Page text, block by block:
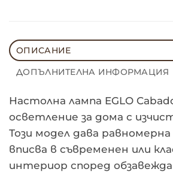
ОПИСАНИЕ
ДОПЪЛНИТЕЛНА ИНФОРМАЦИЯ
Настолна
лампа
EGLO
Cabado
Настолна лампа EGLO
осветление за дома с
Този модел дава
вписва в съвременен или
интериор според